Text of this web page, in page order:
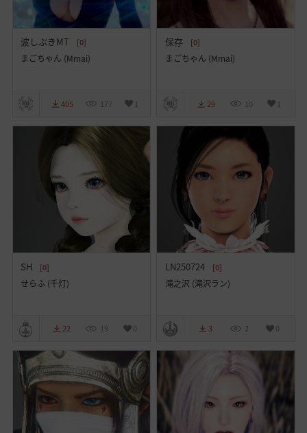
波しぶきMT [0]
まごちゃん (Mmai)
405 177 1
保存 [0]
まごちゃん (Mmai)
29 10 1
SH [0]
せらふ (千灯)
22 19 0
LN250724 [0]
滝之沢 (滝沢ラン)
3 2 0